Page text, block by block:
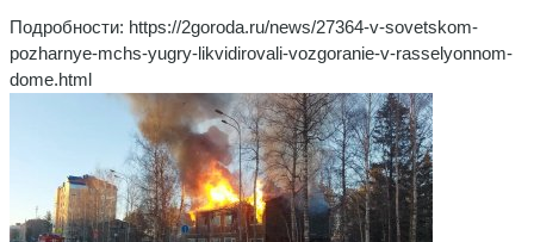
Подробности: https://2goroda.ru/news/27364-v-sovetskom-
pozharnye-mchs-yugry-likvidirovali-vozgoranie-v-rasselyonnom-
dome.html